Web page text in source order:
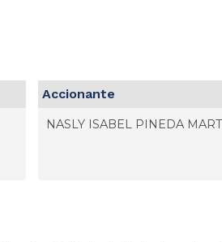
Accionante
NASLY ISABEL PINEDA